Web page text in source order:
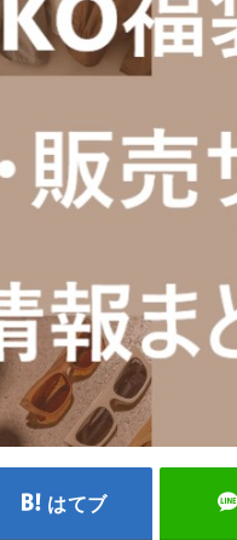
はてブ